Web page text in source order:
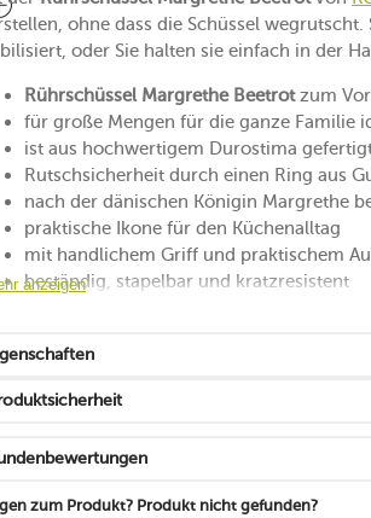
ohne dass die Schüssel
oder Sie halten sie einfach in der
Rührschüssel Margrethe Beetrotzum
für große Mengen für die ganze Familie
ist aus hochwertigem Durostima
Rutschsicherheit durch einen Ring aus
nach der dänischen Königin Margrethe
praktische Ikone für den Küchenalltag
mit handlichem Griff und praktischem
beständig, stapelbar und kratzresistent
anzeigen
zum Produkt? Produkt nicht gefunden?